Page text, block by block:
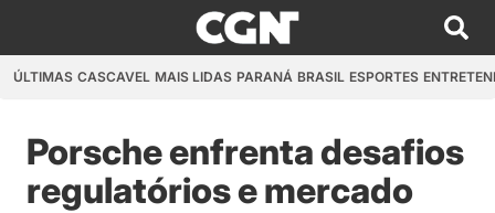
ÚLTIMAS CASCAVEL MAIS LIDAS PARANÁ BRASIL ESPORTES
Porsche enfrenta desafios
regulatórios e mercado